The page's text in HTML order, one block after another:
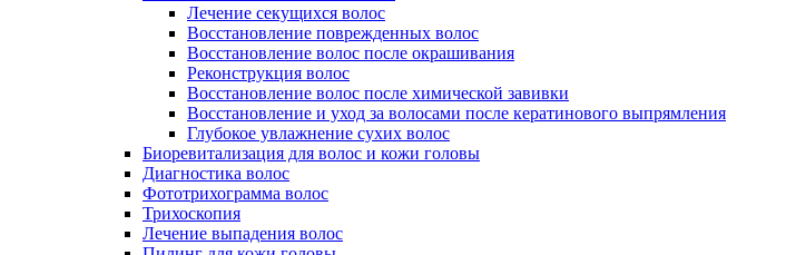
Лечение секущихся волос
Восстановление поврежденных волос
Восстановление волос после окрашивания
Реконструкция волос
Восстановление волос после химической завивки
Восстановление и уход за волосами после кератинового выпрямления
Глубокое увлажнение сухих волос
Биоревитализация для волос и кожи головы
Диагностика волос
Фототрихограмма волос
Трихоскопия
Лечение выпадения волос